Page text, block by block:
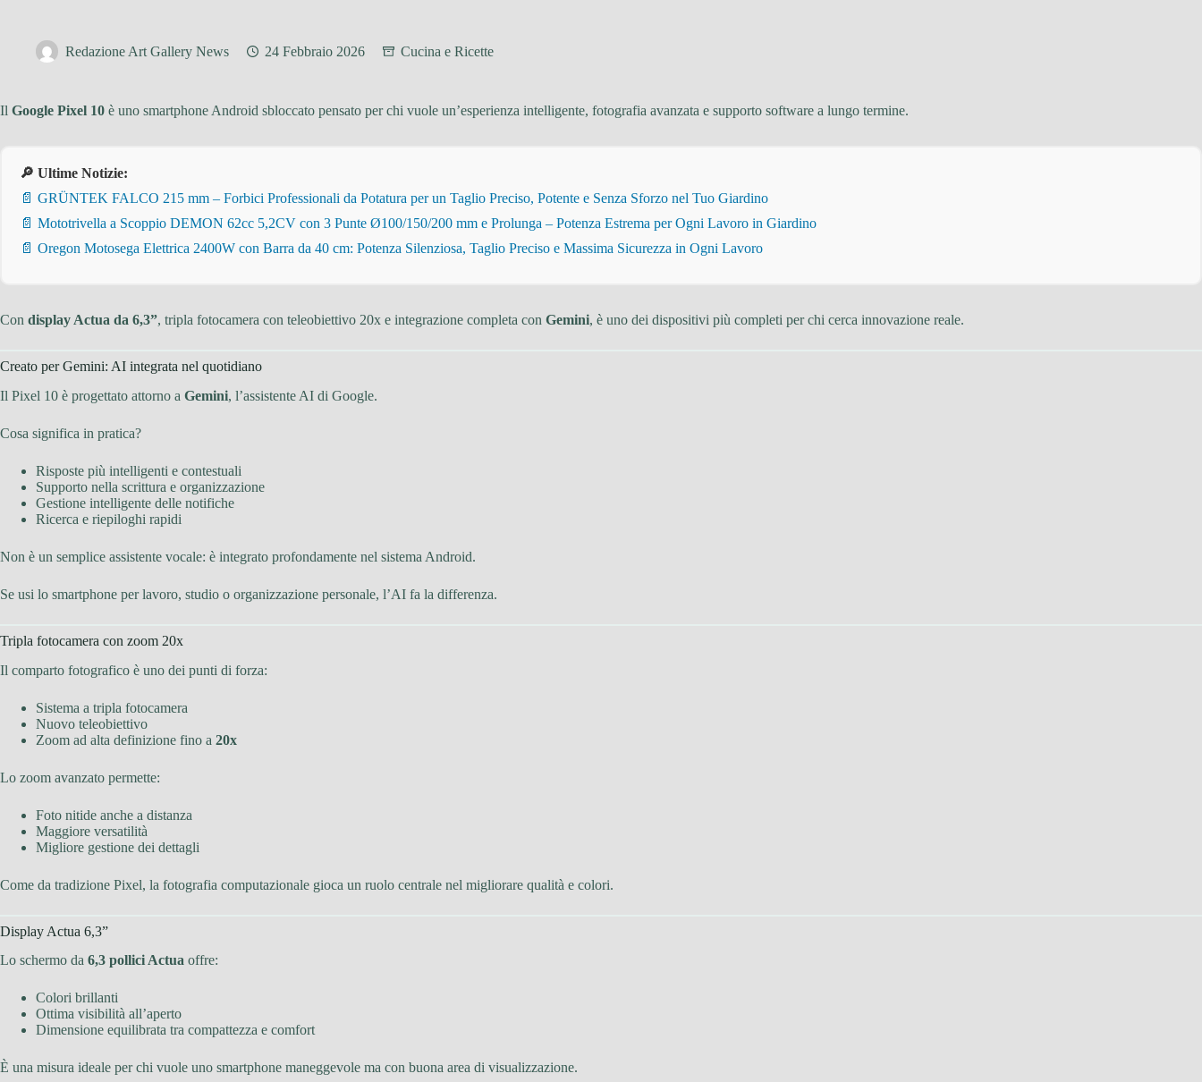
Redazione Art Gallery News 24 Febbraio 2026 Cucina e Ricette
Il Google Pixel 10 è uno smartphone Android sbloccato pensato per chi vuole un’esperienza intelligente, fotografia avanzata e supporto software a lungo termine.
🔎 Ultime Notizie:
📄 GRÜNTEK FALCO 215 mm – Forbici Professionali da Potatura per un Taglio Preciso, Potente e Senza Sforzo nel Tuo Giardino
📄 Mototrivella a Scoppio DEMON 62cc 5,2CV con 3 Punte Ø100/150/200 mm e Prolunga – Potenza Estrema per Ogni Lavoro in Giardino
📄 Oregon Motosega Elettrica 2400W con Barra da 40 cm: Potenza Silenziosa, Taglio Preciso e Massima Sicurezza in Ogni Lavoro
Con display Actua da 6,3”, tripla fotocamera con teleobiettivo 20x e integrazione completa con Gemini, è uno dei dispositivi più completi per chi cerca innovazione reale.
Creato per Gemini: AI integrata nel quotidiano
Il Pixel 10 è progettato attorno a Gemini, l’assistente AI di Google.
Cosa significa in pratica?
Risposte più intelligenti e contestuali
Supporto nella scrittura e organizzazione
Gestione intelligente delle notifiche
Ricerca e riepiloghi rapidi
Non è un semplice assistente vocale: è integrato profondamente nel sistema Android.
Se usi lo smartphone per lavoro, studio o organizzazione personale, l’AI fa la differenza.
Tripla fotocamera con zoom 20x
Il comparto fotografico è uno dei punti di forza:
Sistema a tripla fotocamera
Nuovo teleobiettivo
Zoom ad alta definizione fino a 20x
Lo zoom avanzato permette:
Foto nitide anche a distanza
Maggiore versatilità
Migliore gestione dei dettagli
Come da tradizione Pixel, la fotografia computazionale gioca un ruolo centrale nel migliorare qualità e colori.
Display Actua 6,3”
Lo schermo da 6,3 pollici Actua offre:
Colori brillanti
Ottima visibilità all’aperto
Dimensione equilibrata tra compattezza e comfort
È una misura ideale per chi vuole uno smartphone maneggevole ma con buona area di visualizzazione.